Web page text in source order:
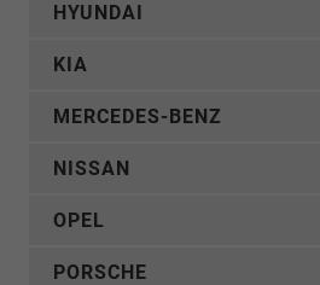
HYUNDAI
KIA
MERCEDES-BENZ
NISSAN
OPEL
PORSCHE